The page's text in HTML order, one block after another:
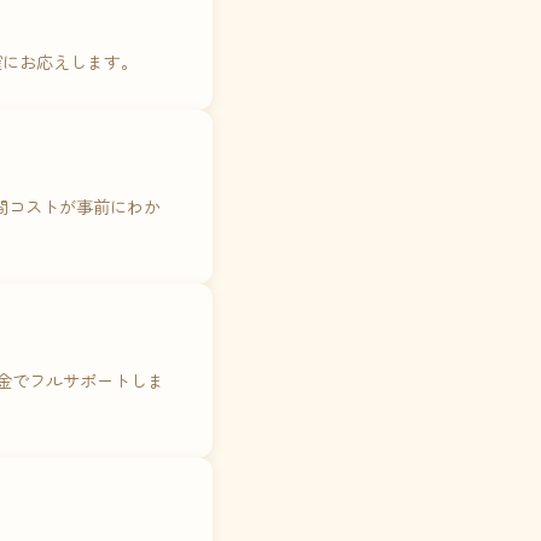
お応えします。
コストが事前にわか
でフルサポートしま